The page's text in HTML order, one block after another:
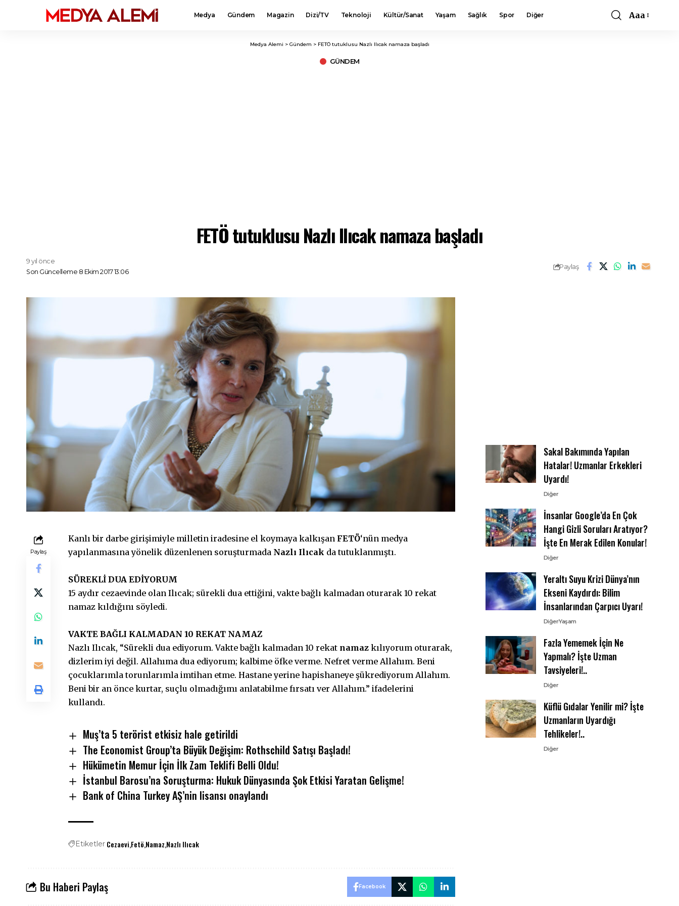
Medya Gündem Magazin Dizi/TV Teknoloji Kültür/Sanat Yaşam Sağlık Spor Diğer
Font
Aaa
Medya Alemi > Gündem > FETÖ tutuklusu Nazlı Ilıcak namaza başladı
GÜNDEM
FETÖ tutuklusu Nazlı Ilıcak namaza başladı
Son Güncelleme 8 Ekim 2017 13:06
9 yıl önce
Paylaş
Paylaş
Kanlı bir darbe girişimiyle milletin iradesine el koymaya kalkışan FETÖ‘nün medya
yapılanmasına yönelik düzenlenen soruşturmada Nazlı Ilıcak da tutuklanmıştı.
SÜREKLİ DUA EDİYORUM
15 aydır cezaevinde olan Ilıcak; sürekli dua ettiğini, vakte bağlı kalmadan oturarak 10 rekat
namaz kıldığını söyledi.
VAKTE BAĞLI KALMADAN 10 REKAT NAMAZ
Nazlı Ilıcak, “Sürekli dua ediyorum. Vakte bağlı kalmadan 10 rekat namaz kılıyorum oturarak,
dizlerim iyi değil. Allahıma dua ediyorum; kalbime öfke verme. Nefret verme Allahım. Beni
çocuklarımla torunlarımla imtihan etme. Hastane yerine hapishaneye şükrediyorum Allahım.
Beni bir an önce kurtar, suçlu olmadığımı anlatabilme fırsatı ver Allahım.” ifadelerini
kullandı.
Muş’ta 5 terörist etkisiz hale getirildi
The Economist Group’ta Büyük Değişim: Rothschild Satışı Başladı!
Hükümetin Memur İçin İlk Zam Teklifi Belli Oldu!
İstanbul Barosu’na Soruşturma: Hukuk Dünyasında Şok Etkisi Yaratan Gelişme!
Bank of China Turkey AŞ’nin lisansı onaylandı
Etiketler Cezaevi Fetö Namaz Nazlı Ilıcak
Bu Haberi Paylaş Facebook
Sakal Bakımında Yapılan
Hatalar! Uzmanlar Erkekleri
Uyardı!
Diğer
İnsanlar Google’da En Çok
Hangi Gizli Soruları Aratıyor?
İşte En Merak Edilen Konular!
Diğer
Yeraltı Suyu Krizi Dünya’nın
Ekseni Kaydırdı: Bilim
İnsanlarından Çarpıcı Uyarı!
DiğerYaşam
Fazla Yememek İçin Ne
Yapmalı? İşte Uzman
Tavsiyeleri!..
Diğer
Küflü Gıdalar Yenilir mi? İşte
Uzmanların Uyardığı
Tehlikeler!..
Diğer